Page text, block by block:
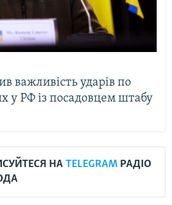
важливість ударів по
у РФ із посадовцем штабу
НА TELEGRAM РАДІО